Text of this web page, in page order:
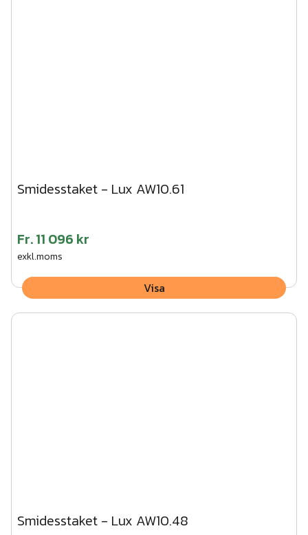
Smidesstaket - Lux AW10.61
Fr.11 096 kr
exkl.moms
Visa
Smidesstaket - Lux AW10.48